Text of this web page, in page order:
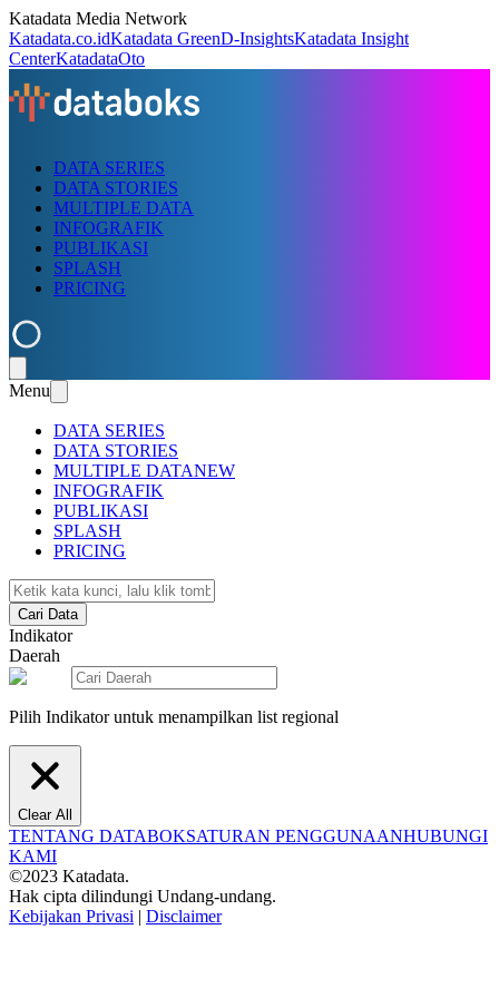
Katadata Media Network
Katadata.co.idKatadata GreenD-InsightsKatadata Insight
CenterKatadataOto
DATA SERIES
DATA STORIES
MULTIPLE DATA
INFOGRAFIK
PUBLIKASI
SPLASH
PRICING
Menu
DATA SERIES
DATA STORIES
MULTIPLE DATANEW
INFOGRAFIK
PUBLIKASI
SPLASH
PRICING
Cari Data
Indikator
Daerah
Pilih Indikator untuk menampilkan list regional
Clear All
TENTANG DATABOKSATURAN PENGGUNAANHUBUNGI
KAMI
©2023 Katadata.
Hak cipta dilindungi Undang-undang.
Kebijakan Privasi | Disclaimer